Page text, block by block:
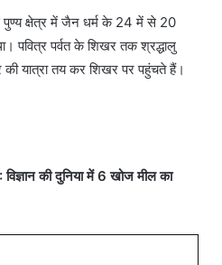
पुण्य क्षेत्र में जैन धर्म के 24 में से 20
था। पवित्र पर्वत के शिखर तक श्रद्धालु
यात्रा तय कर शिखर पर पहुंचते हैं।
की दुनिया में 6 खोज मील का